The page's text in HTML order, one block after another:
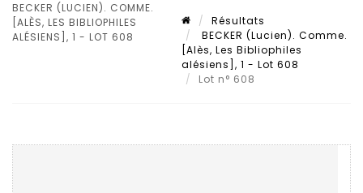
BECKER (LUCIEN). COMME.
[ALÈS, LES BIBLIOPHILES
ALÉSIENS], 1 - LOT 608
Résultats
BECKER (Lucien). Comme.
[Alès, Les Bibliophiles
alésiens], 1 - Lot 608
Lot n° 608